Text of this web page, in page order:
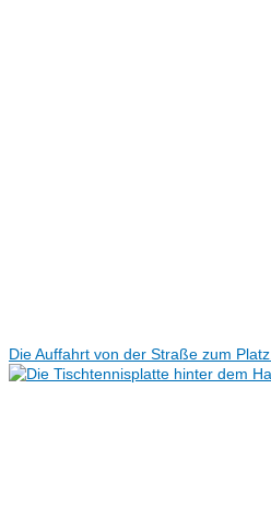
Die Auffahrt von der Straße zum Platz.